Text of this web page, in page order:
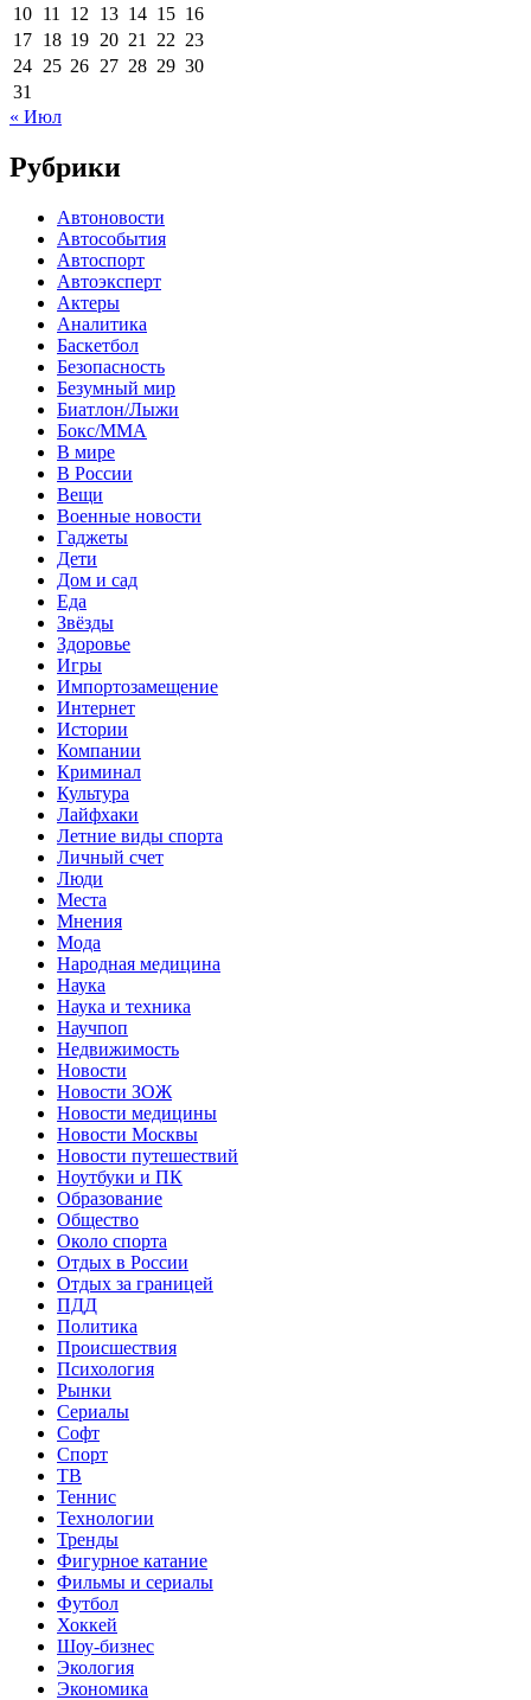
10 11 12 13 14 15 16
17 18 19 20 21 22 23
24 25 26 27 28 29 30
31
« Июл
Рубрики
Автоновости
Автособытия
Автоспорт
Автоэксперт
Актеры
Аналитика
Баскетбол
Безопасность
Безумный мир
Биатлон/Лыжи
Бокс/MMA
В мире
В России
Вещи
Военные новости
Гаджеты
Дети
Дом и сад
Еда
Звёзды
Здоровье
Игры
Импортозамещение
Интернет
Истории
Компании
Криминал
Культура
Лайфхаки
Летние виды спорта
Личный счет
Люди
Места
Мнения
Мода
Народная медицина
Наука
Наука и техника
Научпоп
Недвижимость
Новости
Новости ЗОЖ
Новости медицины
Новости Москвы
Новости путешествий
Ноутбуки и ПК
Образование
Общество
Около спорта
Отдых в России
Отдых за границей
ПДД
Политика
Происшествия
Психология
Рынки
Сериалы
Софт
Спорт
ТВ
Теннис
Технологии
Тренды
Фигурное катание
Фильмы и сериалы
Футбол
Хоккей
Шоу-бизнес
Экология
Экономика